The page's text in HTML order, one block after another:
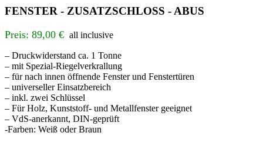
FENSTER - ZUSATZSCHLOSS - ABUS
Preis: 89,00 € all inclusive
– Druckwiderstand ca. 1 Tonne
– mit Spezial-Riegelverkrallung
– für nach innen öffnende Fenster und Fenstertüren
– universeller Einsatzbereich
– inkl. zwei Schlüssel
– Für Holz, Kunststoff- und Metallfenster geeignet
– VdS-anerkannt, DIN-geprüft
-Farben: Weiß oder Braun